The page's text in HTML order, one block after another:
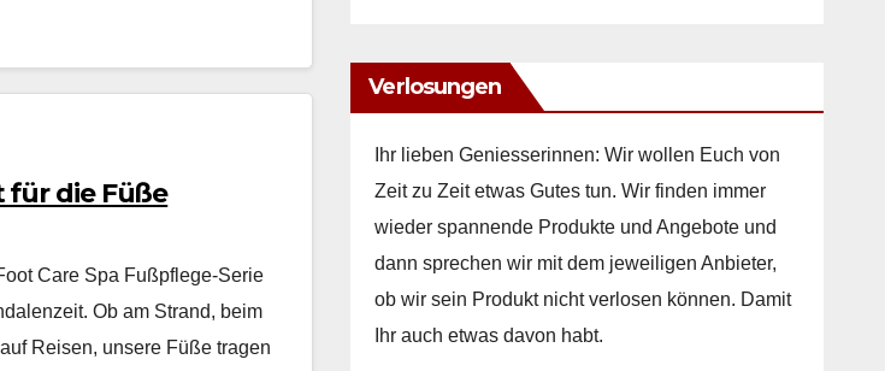
für die Füße
Care Spa Fußpflege-Serie
Ob am Strand, beim
Reisen, unsere Füße tra­gen
Verlosungen
Ihr lieben Geniesserinnen: Wir wollen Euch von
Zeit zu Zeit etwas Gutes tun. Wir finden immer
wieder spannende Produkte und Angebote und
dann sprechen wir mit dem jeweiligen Anbieter,
ob wir sein Produkt nicht verlosen können. Damit
Ihr auch etwas davon habt.